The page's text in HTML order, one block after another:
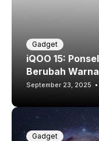
Gadget
iQOO 15:
Berubah
September 23, 2025
Gadget